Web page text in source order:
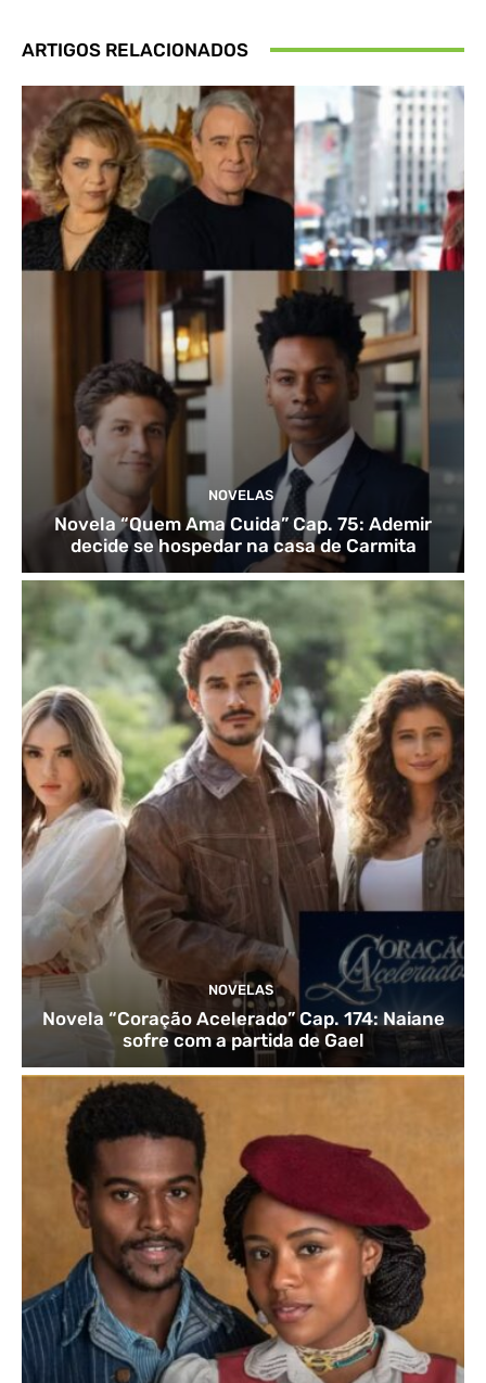
ARTIGOS RELACIONADOS
NOVELAS
Novela “Quem Ama Cuida” Cap. 75: Ademir
decide se hospedar na casa de Carmita
NOVELAS
Novela “Coração Acelerado” Cap. 174: Naiane
sofre com a partida de Gael